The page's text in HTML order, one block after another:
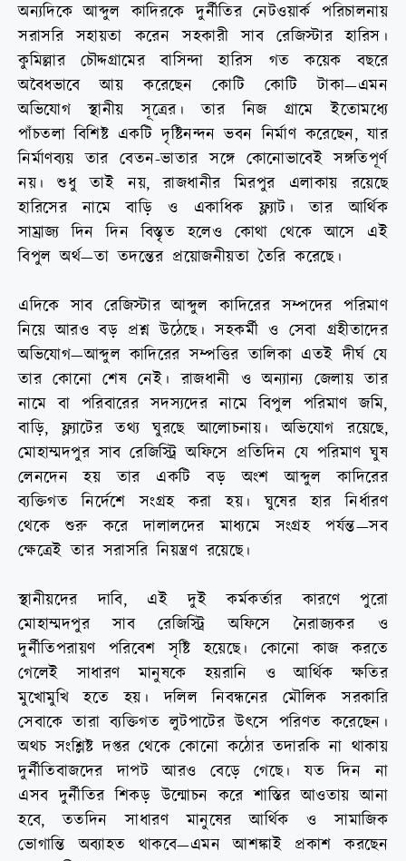
অন্যদিকে আব্দুল কাদিরকে দুর্নীতির নেটওয়ার্ক পরিচালনায়
সরাসরি সহায়তা করেন সহকারী সাব রেজিস্টার হারিস।
কুমিল্লার চৌদ্দগ্রামের বাসিন্দা হারিস গত কয়েক বছরে
অবৈধভাবে আয় করেছেন কোটি কোটি টাকা—এমন
অভিযোগ স্থানীয় সূত্রের। তার নিজ গ্রামে ইতোমধ্যে
পাঁচতলা বিশিষ্ট একটি দৃষ্টিনন্দন ভবন নির্মাণ করেছেন, যার
নির্মাণব্যয় তার বেতন-ভাতার সঙ্গে কোনোভাবেই সঙ্গতিপূর্ণ
নয়। শুধু তাই নয়, রাজধানীর মিরপুর এলাকায় রয়েছে
হারিসের নামে বাড়ি ও একাধিক ফ্ল্যাট। তার আর্থিক
সাম্রাজ্য দিন দিন বিস্তৃত হলেও কোথা থেকে আসে এই
বিপুল অর্থ—তা তদন্তের প্রয়োজনীয়তা তৈরি করেছে।
এদিকে সাব রেজিস্টার আব্দুল কাদিরের সম্পদের পরিমাণ
নিয়ে আরও বড় প্রশ্ন উঠেছে। সহকর্মী ও সেবা গ্রহীতাদের
অভিযোগ—আব্দুল কাদিরের সম্পত্তির তালিকা এতই দীর্ঘ যে
তার কোনো শেষ নেই। রাজধানী ও অন্যান্য জেলায় তার
নামে বা পরিবারের সদস্যদের নামে বিপুল পরিমাণ জমি,
বাড়ি, ফ্ল্যাটের তথ্য ঘুরছে আলোচনায়। অভিযোগ রয়েছে,
মোহাম্মদপুর সাব রেজিস্ট্রি অফিসে প্রতিদিন যে পরিমাণ ঘুষ
লেনদেন হয় তার একটি বড় অংশ আব্দুল কাদিরের
ব্যক্তিগত নির্দেশে সংগ্রহ করা হয়। ঘুষের হার নির্ধারণ
থেকে শুরু করে দালালদের মাধ্যমে সংগ্রহ পর্যন্ত—সব
ক্ষেত্রেই তার সরাসরি নিয়ন্ত্রণ রয়েছে।
স্থানীয়দের দাবি, এই দুই কর্মকর্তার কারণে পুরো
মোহাম্মদপুর সাব রেজিস্ট্রি অফিসে নৈরাজ্যকর ও
দুর্নীতিপরায়ণ পরিবেশ সৃষ্টি হয়েছে। কোনো কাজ করতে
গেলেই সাধারণ মানুষকে হয়রানি ও আর্থিক ক্ষতির
মুখোমুখি হতে হয়। দলিল নিবন্ধনের মৌলিক সরকারি
সেবাকে তারা ব্যক্তিগত লুটপাটের উৎসে পরিণত করেছেন।
অথচ সংশ্লিষ্ট দপ্তর থেকে কোনো কঠোর তদারকি না থাকায়
দুর্নীতিবাজদের দাপট আরও বেড়ে গেছে। যত দিন না
এসব দুর্নীতির শিকড় উন্মোচন করে শাস্তির আওতায় আনা
হবে, ততদিন সাধারণ মানুষের আর্থিক ও সামাজিক
ভোগান্তি অব্যাহত থাকবে—এমন আশঙ্কাই প্রকাশ করছেন